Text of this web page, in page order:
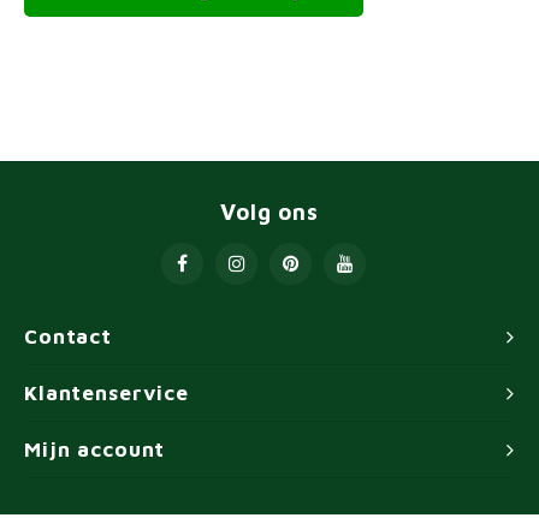
Contact
Volg ons
Klantenservice
Mijn account